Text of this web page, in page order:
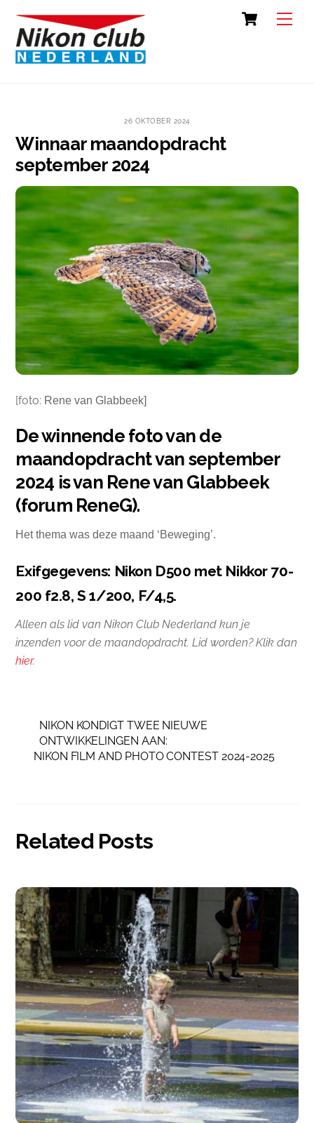
content
Cart
26 OKTOBER 2024
Winnaar maandopdracht
september 2024
[foto: Rene van Glabbeek]
De winnende foto van de
maandopdracht van september
2024 is van Rene van Glabbeek
(forum ReneG).
Het thema was deze maand ‘Beweging’.
Exifgegevens: Nikon D500 met Nikkor 70-
200 f2.8, S 1/200, F/4,5.
Alleen als lid van Nikon Club Nederland kun je
inzenden voor de maandopdracht. Lid worden? Klik dan
hier.
NIKON KONDIGT TWEE NIEUWE
ONTWIKKELINGEN AAN:
NIKON FILM AND PHOTO CONTEST 2024-2025
Related Posts